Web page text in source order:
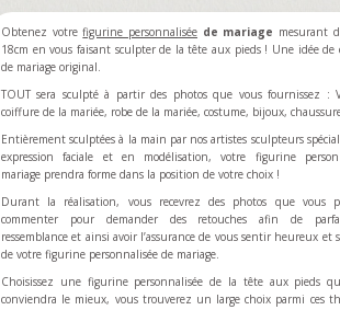
Obtenez votrefigurine personnalisée de mariage mesurant
18cm en vous faisant sculpter de la tête aux pieds ! Une idée de
de mariage original.
TOUT sera sculpté à partir des photos que vous fournissez :
coiffure de la mariée, robe de la mariée, costume, bijoux,
Entièrement sculptées à la main par nos artistes sculpteurs
expression faciale et en modélisation, votre figurine
mariage prendra forme dans la position de votre choix !
Durant la réalisation, vous recevrez des photos que vous
commenter pour demander des retouches afin de
ressemblance et ainsi avoir l’assurance de vous sentir heureux et
de votre figurine personnalisée de mariage.
Choisissez une figurine personnalisée de la tête aux pieds
conviendra le mieux, vous trouverez un large choix parmi ces